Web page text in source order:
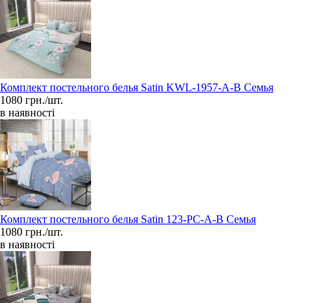
Комплект постельного белья Satin KWL-1957-A-B Семья
1080 грн./шт.
в наявності
Комплект постельного белья Satin 123-PC-A-B Семья
1080 грн./шт.
в наявності